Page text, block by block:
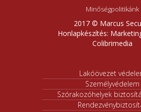
Minőségpolitikánk
2017 © Marcus
Honlapkészítés:
Colibrimedia
Lakóövezet
Személyvédelem
Szórakozóhelyek